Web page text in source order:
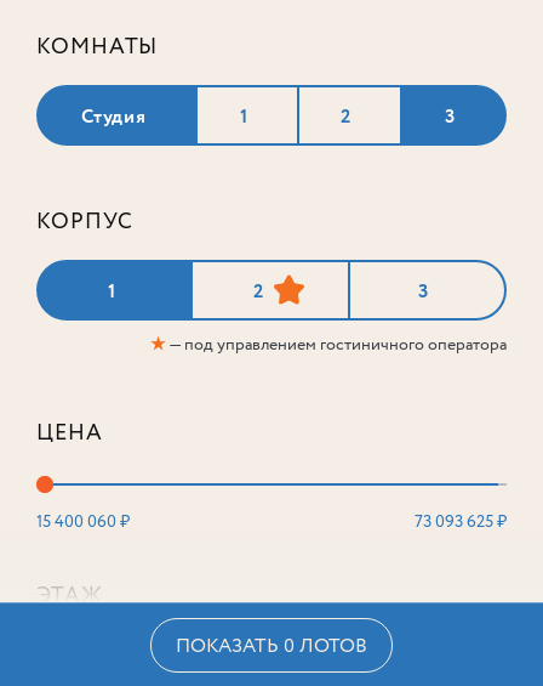
КОМНАТЫ
Студия 1 2 3
КОРПУС
1 2 3
★— под управлением гостиничного оператора
ЦЕНА
15 400 060 ₽ 73 093 625 ₽
ЭТАЖ
ПОКАЗАТЬ 0 ЛОТОВ